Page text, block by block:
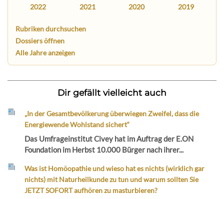
2022 2021 2020 2019
Rubriken durchsuchen
Dossiers öffnen
Alle Jahre anzeigen
Dir gefällt vielleicht auch
„In der Gesamtbevölkerung überwiegen Zweifel, dass die
Energiewende Wohlstand sichert“
Das Umfrageinstitut Civey hat im Auftrag der E.ON
Foundation im Herbst 10.000 Bürger nach ihrer...
Was ist Homöopathie und wieso hat es nichts (wirklich gar
nichts) mit Naturheilkunde zu tun und warum sollten Sie
JETZT SOFORT aufhören zu masturbieren?